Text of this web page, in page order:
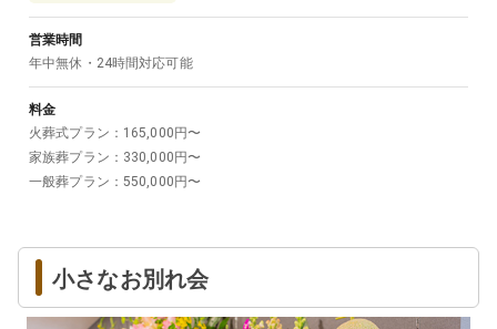
営業時間
年中無休・24時間対応可能
料金
火葬式プラン ： 165,000 円〜
家族葬プラン ： 330,000 円〜
一般葬プラン ： 550,000 円〜
小さなお別れ会